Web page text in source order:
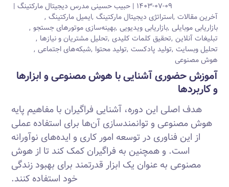
۱۴۰۳-۰۷-۰۹ حبیب حسینیمدرس دیجیتال مارکتینگ
آخرین مقالات استراتژی دیجیتال مارکتینگ ایمیل مارکتینگ
بازاریابی موبایلی بازاریابی ویدیویی بهینه‌سازی موتورهای جستجو
تبلیغات آنلاین تحقیق کلمات کلیدی تحلیل مشتریان و نیازها
تحلیل وبسایت تولید پادکست تولید محتوا شبکه‌های اجتماعی
هوش مصنوعی
آموزش حضوری آشنایی با هوش مصنوعی و ابزارها
و کاربردها
هدف اصلی این دوره، آشنایی فراگیران با مفاهیم پایه
هوش مصنوعی و توانمندسازی آن‌ها برای استفاده عملی
از این فناوری در توسعه امور کاری و ایده‌های نوآورانه
است. و همچنین به فراگیران کمک کند تا از هوش
مصنوعی به عنوان یک ابزار قدرتمند برای بهبود زندگی
خود استفاده کنند.